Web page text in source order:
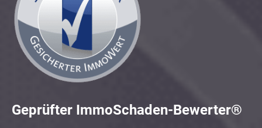
Geprüfter ImmoSchaden-Bewerter®